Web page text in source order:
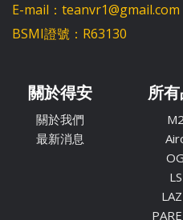
E-mail：teanvr1@gmail.com
BSMI證號：R63130
關於得安
關於我們
最新消息
所